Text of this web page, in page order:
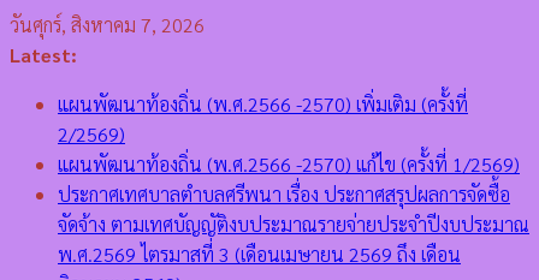
Skip
to
วันศุกร์, สิงหาคม 7, 2026
Latest:
แผนพัฒนาท้องถิ่น (พ.ศ.2566 -2570) เพิ่มเติม (ครั้งที่
2/2569)
แผนพัฒนาท้องถิ่น (พ.ศ.2566 -2570) แก้ไข (ครั้งที่ 1/2569)
ประกาศเทศบาลตำบลศรีพนา เรื่อง ประกาศสรุปผลการจัดซื้อ
จัดจ้าง ตามเทศบัญญัติงบประมาณรายจ่ายประจำปีงบประมาณ
พ.ศ.2569 ไตรมาสที่ 3 (เดือนเมษายน 2569 ถึง เดือน